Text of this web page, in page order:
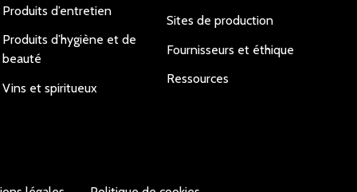
Produits d’entretien
Produits d’hygiène et de
beauté
Vins et spiritueux
Sites de production
Fournisseurs et éthique
Ressources